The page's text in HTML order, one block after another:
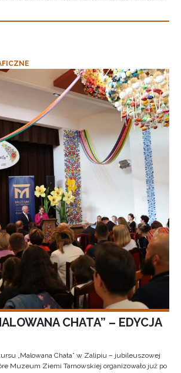
CHATA” – EDYCJA
„Malowana Chata” w Zalipiu – jubileuszowej
Muzeum Ziemi Tarnowskiej organizowało już po